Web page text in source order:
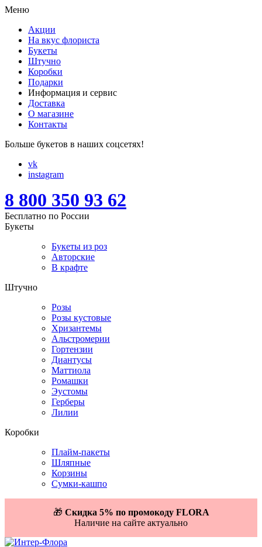
Меню
Акции
На вкус флориста
Букеты
Штучно
Коробки
Подарки
Информация и сервис
Доставка
О магазине
Контакты
Больше букетов в наших соцсетях!
vk
instagram
8 800 350 93 62
Бесплатно по России
Букеты
Букеты из роз
Авторские
В крафте
Штучно
Розы
Розы кустовые
Хризантемы
Альстромерии
Гортензии
Диантусы
Маттиола
Ромашки
Эустомы
Герберы
Лилии
Коробки
Плайм-пакеты
Шляпные
Корзины
Сумки-кашпо
🎁 Скидка 5% по промокоду FLORA
Наличие на сайте актуально